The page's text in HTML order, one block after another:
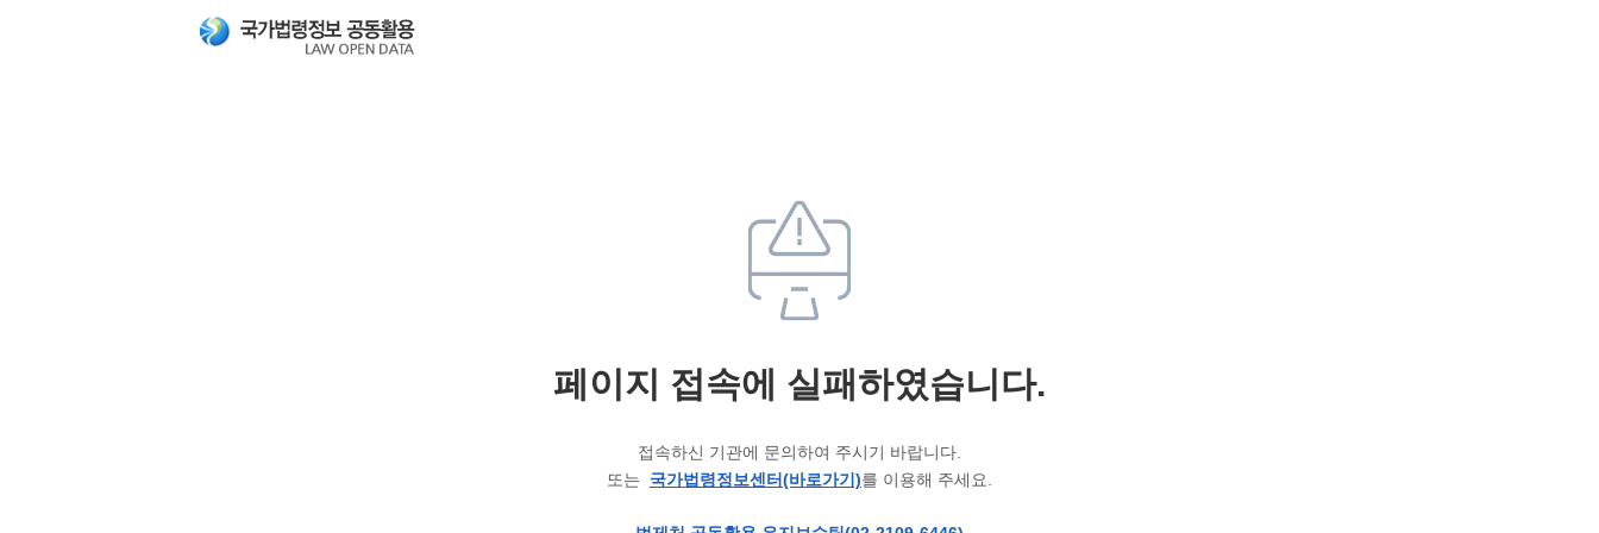
페이지 접속에 실패하였습니다.
접속하신 기관에 문의하여 주시기 바랍니다.
또는 국가법령정보센터(바로가기)를 이용해 주세요.